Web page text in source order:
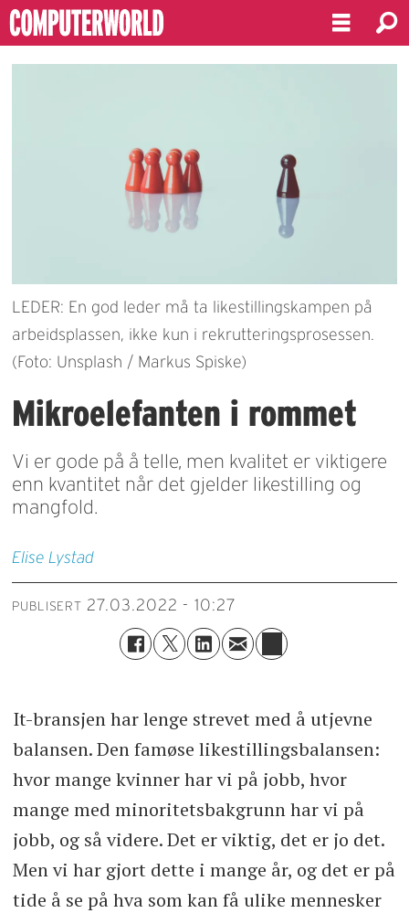
LEDER: En god leder må ta likestillingskampen på
arbeidsplassen, ikke kun i rekrutteringsprosessen.
(Foto: Unsplash / Markus Spiske)
Mikroelefanten i rommet
Vi er gode på å telle, men kvalitet er viktigere
enn kvantitet når det gjelder likestilling og
mangfold.
Elise Lystad
PUBLISERT 27.03.2022 - 10:27
It-bransjen har lenge strevet med å utjevne
balansen. Den famøse likestillingsbalansen:
hvor mange kvinner har vi på jobb, hvor
mange med minoritetsbakgrunn har vi på
jobb, og så videre. Det er viktig, det er jo det.
Men vi har gjort dette i mange år, og det er på
tide å se på hva som kan få ulike mennesker